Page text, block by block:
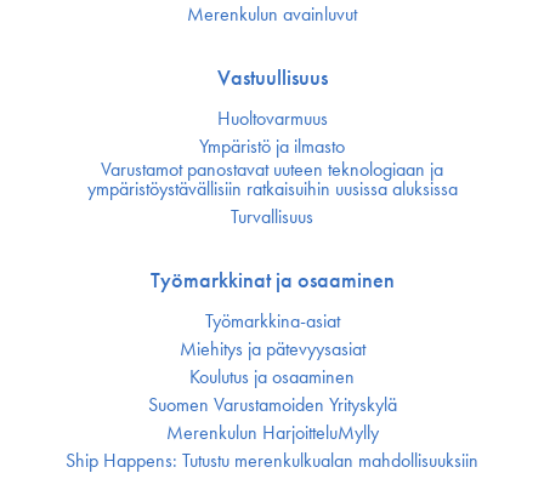
Merenkulun avainluvut
Vastuullisuus
Huoltovarmuus
Ympäristö ja ilmasto
Varustamot panostavat uuteen teknologiaan ja
ympäristöystävällisiin ratkaisuihin uusissa aluksissa
Turvallisuus
Työmarkkinat ja osaaminen
Työmarkkina-asiat
Miehitys ja pätevyys­asiat
Koulutus ja osaaminen
Suomen Varustamoiden Yrityskylä
Merenkulun HarjoitteluMylly
Ship Happens: Tutustu merenkulkualan mahdollisuuksiin